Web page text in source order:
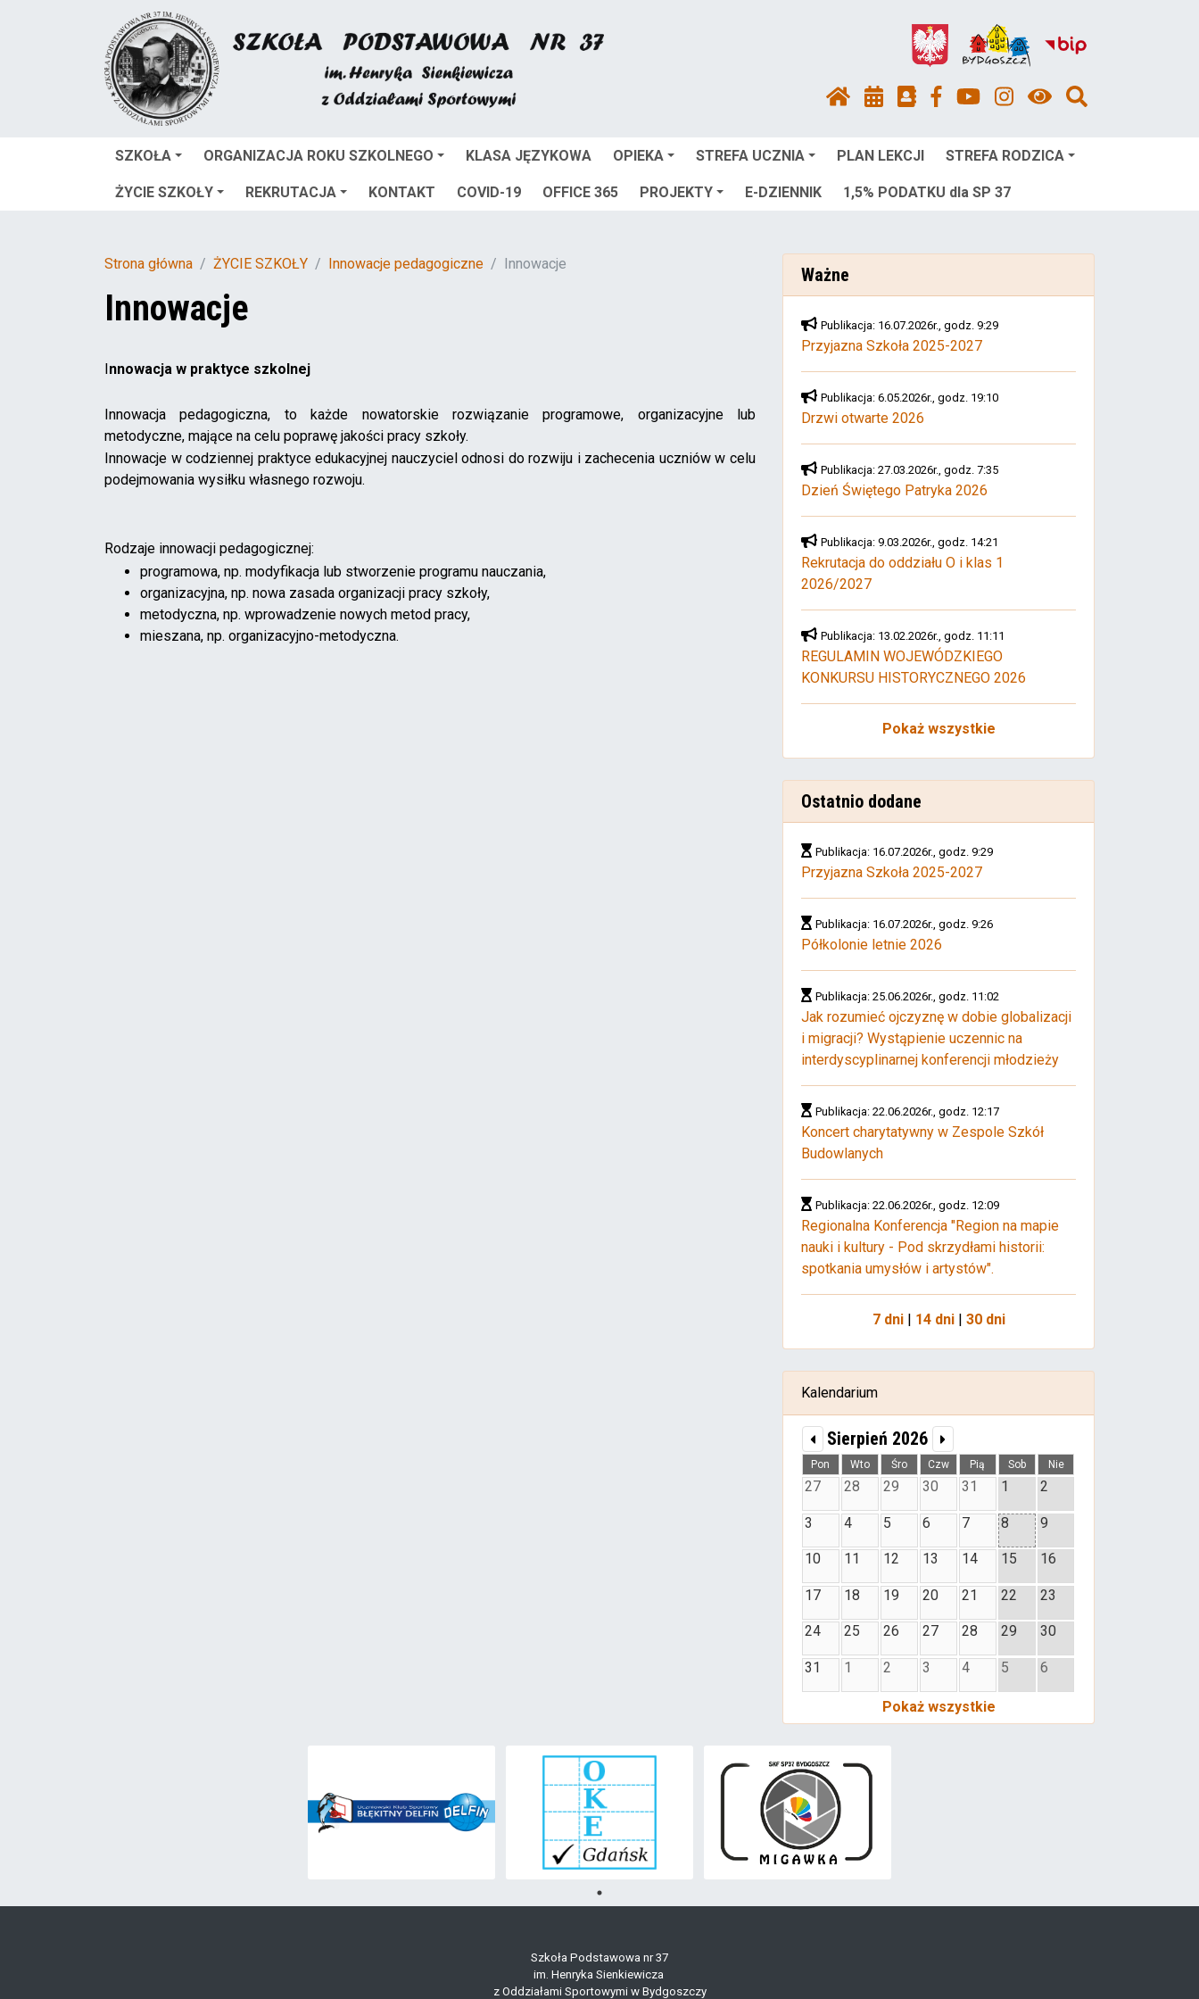
SZKOŁA ORGANIZACJA ROKU SZKOLNEGO KLASA JĘZYKOWA OPIEKA STREFA UCZNIA PLAN LEKCJI STREFA RODZICA
ŻYCIE SZKOŁY REKRUTACJA KONTAKT COVID-19 OFFICE 365 PROJEKTY E-DZIENNIK 1,5% PODATKU dla SP 37
Strona główna ŻYCIE SZKOŁY Innowacje pedagogiczne Innowacje
Innowacje
Innowacja w praktyce szkolnej
Innowacja pedagogiczna, to każde nowatorskie rozwiązanie programowe, organizacyjne lub
metodyczne, mające na celu poprawę jakości pracy szkoły.
Innowacje w codziennej praktyce edukacyjnej nauczyciel odnosi do rozwiju i zachecenia uczniów w celu
podejmowania wysiłku własnego rozwoju.
Rodzaje innowacji pedagogicznej:
programowa, np. modyfikacja lub stworzenie programu nauczania,
organizacyjna, np. nowa zasada organizacji pracy szkoły,
metodyczna, np. wprowadzenie nowych metod pracy,
mieszana, np. organizacyjno-metodyczna.
Ważne
Publikacja: 16.07.2026r., godz. 9:29
Przyjazna Szkoła 2025-2027
Publikacja: 6.05.2026r., godz. 19:10
Drzwi otwarte 2026
Publikacja: 27.03.2026r., godz. 7:35
Dzień Świętego Patryka 2026
Publikacja: 9.03.2026r., godz. 14:21
Rekrutacja do oddziału O i klas 1
2026/2027
Publikacja: 13.02.2026r., godz. 11:11
REGULAMIN WOJEWÓDZKIEGO
KONKURSU HISTORYCZNEGO 2026
Pokaż wszystkie
Ostatnio dodane
Publikacja: 16.07.2026r., godz. 9:29
Przyjazna Szkoła 2025-2027
Publikacja: 16.07.2026r., godz. 9:26
Półkolonie letnie 2026
Publikacja: 25.06.2026r., godz. 11:02
Jak rozumieć ojczyznę w dobie globalizacji
i migracji? Wystąpienie uczennic na
interdyscyplinarnej konferencji młodzieży
Publikacja: 22.06.2026r., godz. 12:17
Koncert charytatywny w Zespole Szkół
Budowlanych
Publikacja: 22.06.2026r., godz. 12:09
Regionalna Konferencja "Region na mapie
nauki i kultury - Pod skrzydłami historii:
spotkania umysłów i artystów".
7 dni| 14 dni| 30 dni
Kalendarium
Sierpień 2026
Pon Wto Śro Czw Pią Sob Nie
27 28 29 30 31 1 2
3 4 5 6 7 8 9
10 11 12 13 14 15 16
17 18 19 20 21 22 23
24 25 26 27 28 29 30
31 1 2 3 4 5 6
Pokaż wszystkie
Szkoła Podstawowa nr 37
im. Henryka Sienkiewicza
z Oddziałami Sportowymi w Bydgoszczy